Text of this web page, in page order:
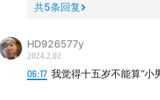
- 出品・制作 -
共5条回复
HD926577y
2024.2.02
06:17 我觉得十五岁不能算“小